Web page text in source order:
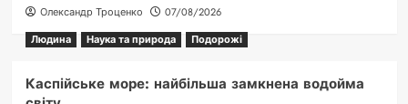
Олександр Троценко
07/08/2026
Людина
Наука та природа Подорожі
Каспійське море: найбільша замкнена водойма